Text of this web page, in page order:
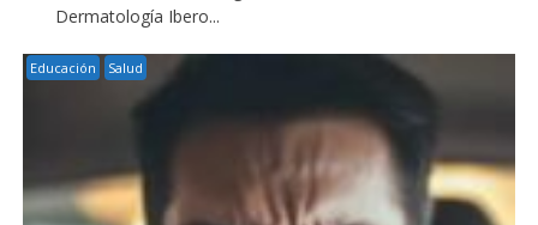
Dermatología Ibero...
Educación Salud